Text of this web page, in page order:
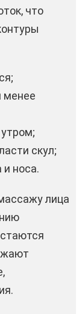
что
менее
скул;
носа.
лица